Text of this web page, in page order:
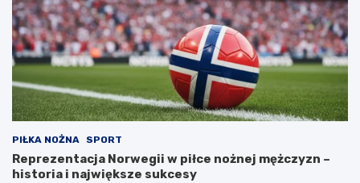
PIŁKA NOŻNA SPORT
Reprezentacja Norwegii w piłce nożnej mężczyzn –
historia i największe sukcesy